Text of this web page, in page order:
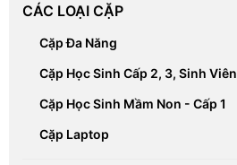
CÁC LOẠI CẶP
Cặp Đa Năng
Cặp Học Sinh Cấp 2, 3, Sinh Viên
Cặp Học Sinh Mầm Non - Cấp 1
Cặp Laptop